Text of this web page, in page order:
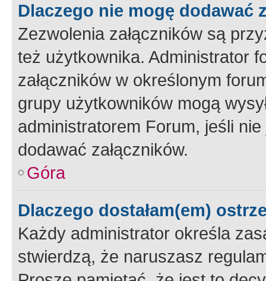
Dlaczego nie mogę dodawać
Zezwolenia załączników są
też użytkownika. Administrator
załączników w określonym
grupy użytkowników mogą
administratorem Forum, jeśli
dodawać załączników.
Góra
Dlaczego dostałam(em)
Każdy administrator określa
stwierdzą, że naruszasz